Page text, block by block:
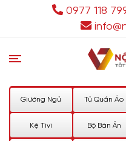
0977 118
Giường Ngủ Tủ Quần Áo
Kệ Tivi Bộ Bàn Ăn